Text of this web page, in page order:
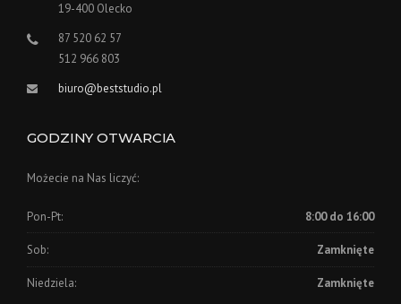
19-400 Olecko
87 520 62 57
512 966 803
biuro@beststudio.pl
GODZINY OTWARCIA
Możecie na Nas liczyć:
Pon-Pt: 8:00 do 16:00
Sob: Zamknięte
Niedziela: Zamknięte